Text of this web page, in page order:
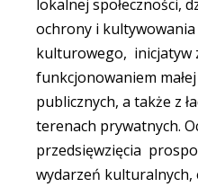
lokalnej społeczności,
ochrony i kultywowania
kulturowego, inicjatyw
funkcjonowaniem
publicznych, a także z
terenach prywatnych.
przedsięwzięcia
wydarzeń kulturalnych,